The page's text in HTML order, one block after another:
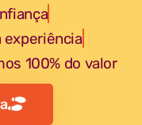
experiência
100% do valor